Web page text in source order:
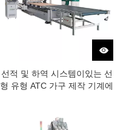
선적 및 하역 시스템이있는 선
형 유형 ATC 가구 제작 기계에